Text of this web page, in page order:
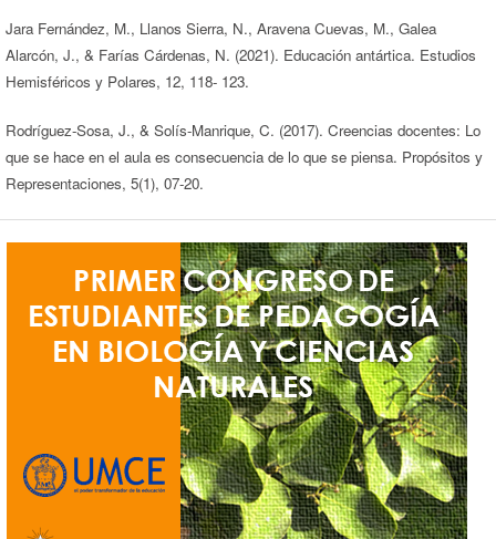
Jara Fernández, M., Llanos Sierra, N., Aravena Cuevas, M., Galea
Alarcón, J., & Farías Cárdenas, N. (2021). Educación antártica. Estudios
Hemisféricos y Polares, 12, 118- 123.
Rodríguez-Sosa, J., & Solís-Manrique, C. (2017). Creencias docentes: Lo
que se hace en el aula es consecuencia de lo que se piensa. Propósitos y
Representaciones, 5(1), 07-20.